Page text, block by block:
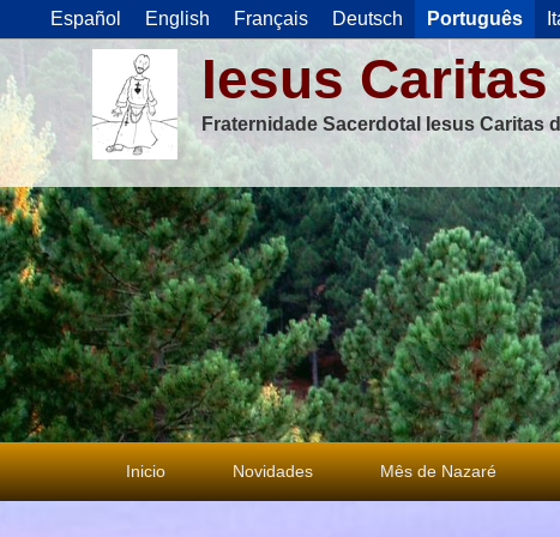
Español English Français Deutsch Português
Iesus Caritas
Fraternidade Sacerdotal Iesus Caritas
Menu
principal
Inicio Novidades Mês de Nazaré